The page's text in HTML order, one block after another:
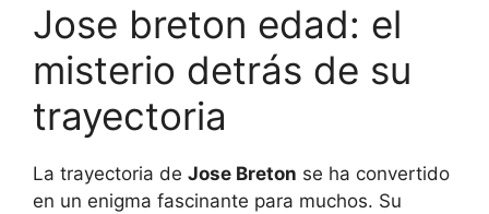
Jose breton edad: el
misterio detrás de su
trayectoria
La trayectoria de Jose Breton se ha convertido
en un enigma fascinante para muchos. Su